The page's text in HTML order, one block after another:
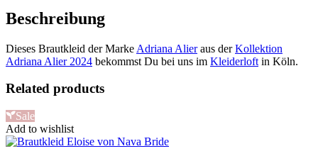
Beschreibung
Dieses Brautkleid der Marke Adriana Alieraus derKollektion
Adriana Alier 2024 bekommst Du bei uns im Kleiderloft in Köln.
Related products
Sale
Add to wishlist